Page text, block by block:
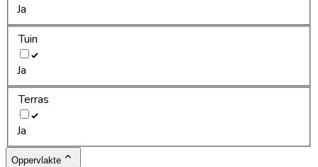
Ja
Tuin
Ja
Terras
Ja
Oppervlakte